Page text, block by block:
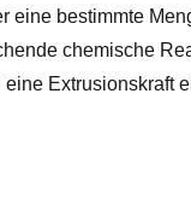
bestimmte
chemische
Extrusionskraft